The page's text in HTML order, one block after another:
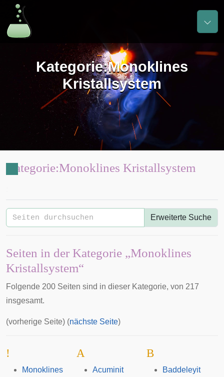
Kategorie:Monoklines
Kristallsystem
Kategorie:Monoklines Kristallsystem
Erweiterte Suche
Seiten in der Kategorie „Monoklines
Kristallsystem“
Folgende 200 Seiten sind in dieser Kategorie, von 217
insgesamt.
(vorherige Seite) (nächste Seite)
!
Monoklines
A
Acuminit
B
Baddeleyit